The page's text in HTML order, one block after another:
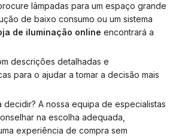
lâmpadas para um espaço grande
de baixo consumo ou um sistema
de iluminação online encontrará a
descrições detalhadas e
para o ajudar a tomar a decisão mais
decidir? A nossa equipa de especialistas
na escolha adequada,
experiência de compra sem